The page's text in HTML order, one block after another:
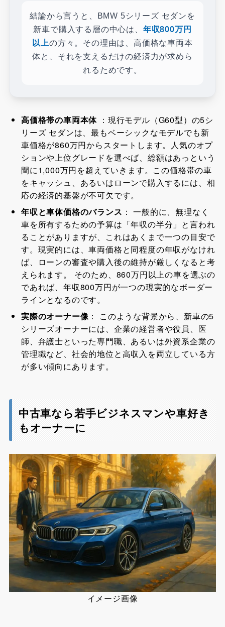
結論から言うと、BMW 5シリーズ セダンを
新車で購入する層の中心は、 年収800万円
以上の方々。その理由は、高価格な車両本
体と、それを支えるだけの経済力が求めら
れるためです。
高価格帯の車両本体 ：現行モデル（G60型）の5シ
リーズ セダンは、最もベーシックなモデルでも新
車価格が860万円からスタートします。人気のオプ
ションや上位グレードを選べば、総額はあっという
間に1,000万円を超えていきます。この価格帯の車
をキャッシュ、あるいはローンで購入するには、相
応の経済的基盤が不可欠です。
年収と車体価格のバランス ： 一般的に、無理なく
車を所有するための予算は「年収の半分」と言われ
ることがありますが、これはあくまで一つの目安で
す。現実的には、車両価格と同程度の年収がなけれ
ば、ローンの審査や購入後の維持が厳しくなると考
えられます。 そのため、860万円以上の車を選ぶの
であれば、年収800万円が一つの現実的なボーダー
ラインとなるのです。
実際のオーナー像： このような背景から、新車の5
シリーズオーナーには、企業の経営者や役員、医
師、弁護士といった専門職、あるいは外資系企業の
管理職など、社会的地位と高収入を両立している方
が多い傾向にあります。
中古車なら若手ビジネスマンや車好き
もオーナーに
イメージ画像